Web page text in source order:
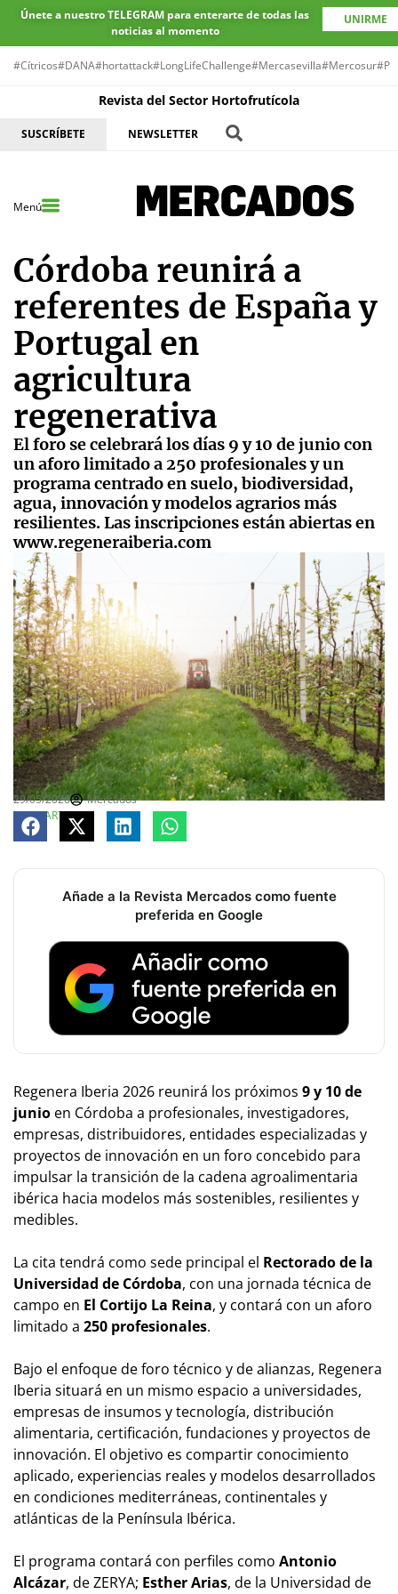
Únete a nuestro TELEGRAM para enterarte de todas las
noticias al momento
UNIRME
#Cítricos#DANA#hortattack#LongLifeChallenge#Mercasevilla#Mercosur
Revista del Sector Hortofrutícola
SUSCRÍBETE NEWSLETTER
Menú
Córdoba reunirá a
referentes de España y
Portugal en
agricultura
regenerativa
El foro se celebrará los días 9 y 10 de junio con
un aforo limitado a 250 profesionales y un
programa centrado en suelo, biodiversidad,
agua, innovación y modelos agrarios más
resilientes. Las inscripciones están abiertas en
www.regeneraiberia.com
29/05/2026
Mercados
COMPARTE
Añade a la Revista Mercados como fuente
preferida en Google
Regenera Iberia 2026 reunirá los próximos 9 y 10 de
junio en Córdoba a profesionales, investigadores,
empresas, distribuidores, entidades especializadas y
proyectos de innovación en un foro concebido para
impulsar la transición de la cadena agroalimentaria
ibérica hacia modelos más sostenibles, resilientes y
medibles.
La cita tendrá como sede principal el Rectorado de la
Universidad de Córdoba, con una jornada técnica de
campo en El Cortijo La Reina, y contará con un aforo
limitado a 250 profesionales.
Bajo el enfoque de foro técnico y de alianzas, Regenera
Iberia situará en un mismo espacio a universidades,
empresas de insumos y tecnología, distribución
alimentaria, certificación, fundaciones y proyectos de
innovación. El objetivo es compartir conocimiento
aplicado, experiencias reales y modelos desarrollados
en condiciones mediterráneas, continentales y
atlánticas de la Península Ibérica.
El programa contará con perfiles como Antonio
Alcázar, de ZERYA; Esther Arias, de la Universidad de